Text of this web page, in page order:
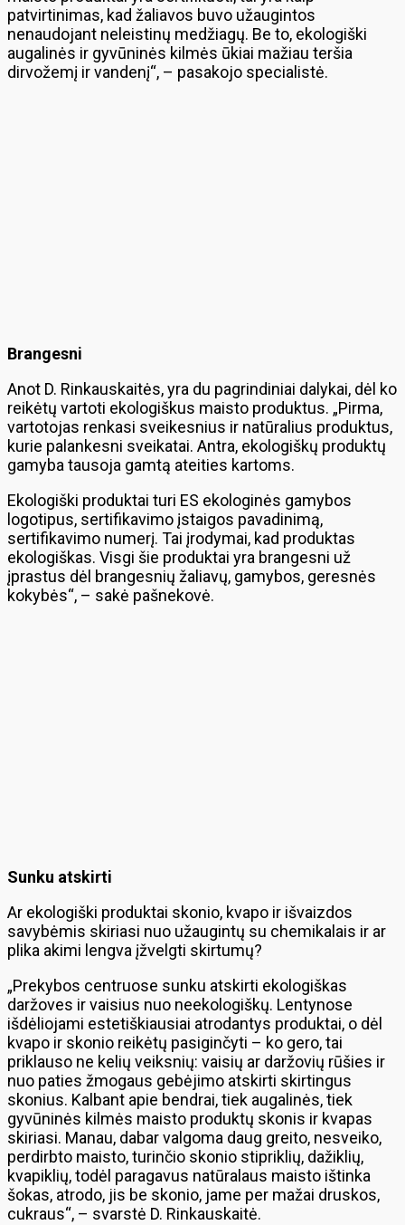
patvirtinimas, kad žaliavos buvo užaugintos
nenaudojant neleistinų medžiagų. Be to, ekologiški
augalinės ir gyvūninės kilmės ūkiai mažiau teršia
dirvožemį ir vandenį“, – pasakojo specialistė.
Brangesni
Anot D. Rinkauskaitės, yra du pagrindiniai dalykai, dėl ko
reikėtų vartoti ekologiškus maisto produktus. „Pirma,
vartotojas renkasi sveikesnius ir natūralius produktus,
kurie palankesni sveikatai. Antra, ekologiškų produktų
gamyba tausoja gamtą ateities kartoms.
Ekologiški produktai turi ES ekologinės gamybos
logotipus, sertifikavimo įstaigos pavadinimą,
sertifikavimo numerį. Tai įrodymai, kad produktas
ekologiškas. Visgi šie produktai yra brangesni už
įprastus dėl brangesnių žaliavų, gamybos, geresnės
kokybės“, – sakė pašnekovė.
Sunku atskirti
Ar ekologiški produktai skonio, kvapo ir išvaizdos
savybėmis skiriasi nuo užaugintų su chemikalais ir ar
plika akimi lengva įžvelgti skirtumų?
„Prekybos centruose sunku atskirti ekologiškas
daržoves ir vaisius nuo neekologiškų. Lentynose
išdėliojami estetiškiausiai atrodantys produktai, o dėl
kvapo ir skonio reikėtų pasiginčyti – ko gero, tai
priklauso ne kelių veiksnių: vaisių ar daržovių rūšies ir
nuo paties žmogaus gebėjimo atskirti skirtingus
skonius. Kalbant apie bendrai, tiek augalinės, tiek
gyvūninės kilmės maisto produktų skonis ir kvapas
skiriasi. Manau, dabar valgoma daug greito, nesveiko,
perdirbto maisto, turinčio skonio stipriklių, dažiklių,
kvapiklių, todėl paragavus natūralaus maisto ištinka
šokas, atrodo, jis be skonio, jame per mažai druskos,
cukraus“, – svarstė D. Rinkauskaitė.